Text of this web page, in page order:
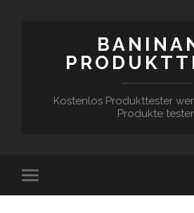
Kostenlos Produkttester
Produkte